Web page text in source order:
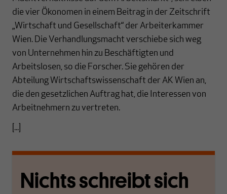
die vier Ökonomen in einem Beitrag in der Zeitschrift
„Wirtschaft und Gesellschaft“ der Arbeiterkammer
Wien. Die Verhandlungsmacht verschiebe sich weg
von Unternehmen hin zu Beschäftigten und
Arbeitslosen, so die Forscher. Sie gehören der
Abteilung Wirtschaftswissenschaft der AK Wien an,
die den gesetzlichen Auftrag hat, die Interessen von
Arbeitnehmern zu vertreten.
[...]
Nichts schreibt sich